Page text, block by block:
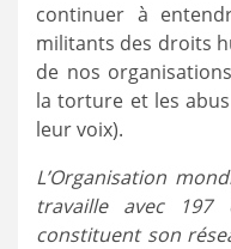
continuer à
militants des droits
de nos
la torture et les
leur voix).
L’Organisation
travaille avec 197
constituent son